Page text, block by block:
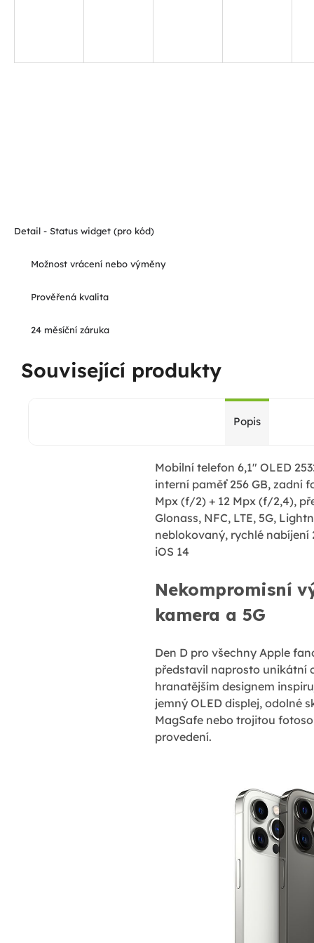
Detail - Status widget (pro kód)
Možnost vrácení nebo výměny
Prověřená kvalita
24 měsíční záruka
Související produkty
Popis
Mobilní telefon 6,1" OLED
interní paměť 256 GB, zadní
Mpx (f/2) + 12 Mpx (f/2,4),
Glonass, NFC, LTE, 5G,
neblokovaný, rychlé nabíjení
iOS 14
Nekompromisní
kamera a 5G
Den D pro všechny Apple
představil naprosto unikátní
hranatějším designem
jemný OLED displej, odolné
MagSafe nebo trojitou
provedení.